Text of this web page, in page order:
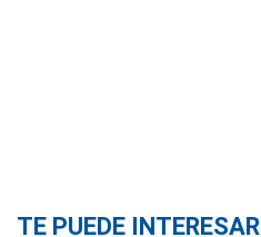
TE PUEDE INTERESAR